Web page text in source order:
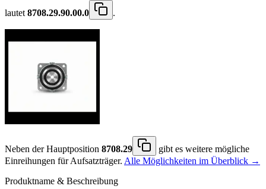
lautet 8708.29.90.00.0 .
Neben der Hauptposition 8708.29
gibt es weitere mögliche
Einreihungen für Aufsatzträger. Alle Möglichkeiten im Überblick →
Produktname & Beschreibung